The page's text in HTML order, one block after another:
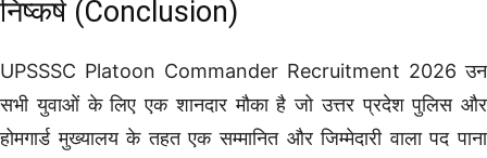
निष्कर्ष (Conclusion)
UPSSSC Platoon Commander Recruitment 2026 उन
सभी युवाओं के लिए एक शानदार मौका है जो उत्तर प्रदेश पुलिस और
होमगार्ड मुख्यालय के तहत एक सम्मानित और जिम्मेदारी वाला पद पाना